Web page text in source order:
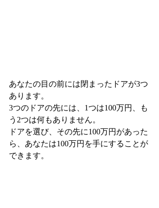
あなたの目の前には閉まったドアが3つ
あります。
3つのドアの先には、1つは100万円、も
う2つは何もありません。
ドアを選び、その先に100万円があった
ら、あなたは100万円を手にすることが
できます。